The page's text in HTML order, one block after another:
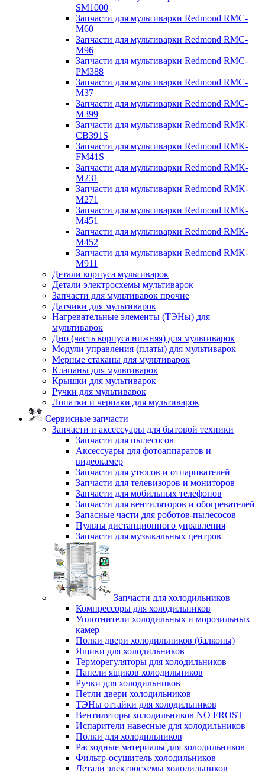
SM1000
Запчасти для мультиварки Redmond RMC-
M60
Запчасти для мультиварки Redmond RMC-
M96
Запчасти для мультиварки Redmond RMC-
PM388
Запчасти для мультиварки Redmond RMC-
M37
Запчасти для мультиварки Redmond RMC-
M399
Запчасти для мультиварки Redmond RMK-
CB391S
Запчасти для мультиварки Redmond RMK-
FM41S
Запчасти для мультиварки Redmond RMK-
M231
Запчасти для мультиварки Redmond RMK-
M271
Запчасти для мультиварки Redmond RMK-
M451
Запчасти для мультиварки Redmond RMK-
M452
Запчасти для мультиварки Redmond RMK-
M911
Детали корпуса мультиварок
Детали электросхемы мультиварок
Запчасти для мультиварок прочие
Датчики для мультиварок
Нагревательные элементы (ТЭНы) для
мультиварок
Дно (часть корпуса нижняя) для мультиварок
Модули управления (платы) для мультиварок
Мерные стаканы для мультиварок
Клапаны для мультиварок
Крышки для мультиварок
Ручки для мультиварок
Лопатки и черпаки для мультиварок
Сервисные запчасти
Запчасти и аксессуары для бытовой техники
Запчасти для пылесосов
Аксессуары для фотоаппаратов и
видеокамер
Запчасти для утюгов и отпаривателей
Запчасти для телевизоров и мониторов
Запчасти для мобильных телефонов
Запчасти для вентиляторов и обогревателей
Запасные части для роботов-пылесосов
Пульты дистанционного управления
Запчасти для музыкальных центров
Запчасти для холодильников
Компрессоры для холодильников
Уплотнители холодильных и морозильных
камер
Полки двери холодильников (балконы)
Ящики для холодильников
Терморегуляторы для холодильников
Панели ящиков холодильников
Ручки для холодильников
Петли двери холодильников
ТЭНы оттайки для холодильников
Вентиляторы холодильников NO FROST
Испарители навесные для холодильников
Полки для холодильников
Расходные материалы для холодильников
Фильтр-осушитель холодильников
Детали электросхемы холодильников